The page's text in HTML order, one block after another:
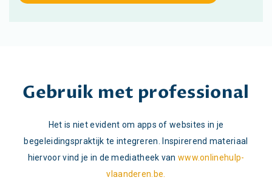
Gebruik met professional
Het is niet evident om apps of websites in je
begeleidingspraktijk te integreren. Inspirerend materiaal
hiervoor vind je in de mediatheek van www.onlinehulp-
vlaanderen.be.